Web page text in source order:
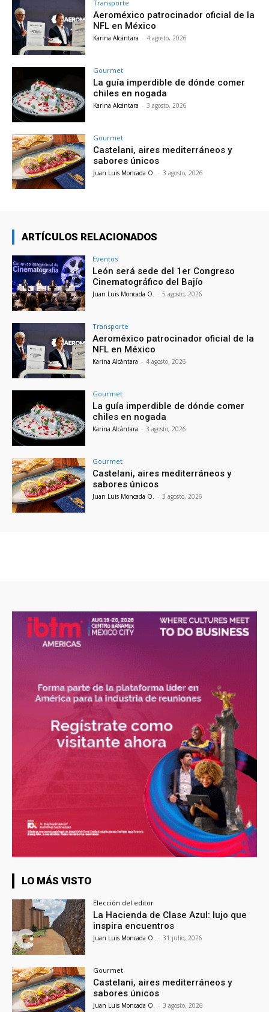
Transporte
Aeroméxico patrocinador oficial de la
NFL en México
Karina Alcántara - 4 agosto, 2026
Gourmet
La guía imperdible de dónde comer
chiles en nogada
Karina Alcántara - 3 agosto, 2026
Gourmet
Castelani, aires mediterráneos y
sabores únicos
Juan Luis Moncada O. - 3 agosto, 2026
ARTÍCULOS RELACIONADOS
Eventos
León será sede del 1er Congreso
Cinematográfico del Bajío
Juan Luis Moncada O. - 5 agosto, 2026
Transporte
Aeroméxico patrocinador oficial de la
NFL en México
Karina Alcántara - 4 agosto, 2026
Gourmet
La guía imperdible de dónde comer
chiles en nogada
Karina Alcántara - 3 agosto, 2026
Gourmet
Castelani, aires mediterráneos y
sabores únicos
Juan Luis Moncada O. - 3 agosto, 2026
LO MÁS VISTO
Elección del editor
La Hacienda de Clase Azul: lujo que
inspira encuentros
Juan Luis Moncada O. - 31 julio, 2026
Gourmet
Castelani, aires mediterráneos y
sabores únicos
Juan Luis Moncada O. - 3 agosto, 2026